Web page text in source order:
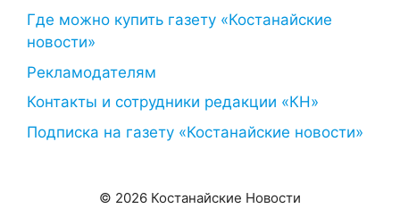
Где можно купить газету «Костанайские
новости»
Рекламодателям
Контакты и сотрудники редакции «КН»
Подписка на газету «Костанайские новости»
© 2026 Костанайские Новости